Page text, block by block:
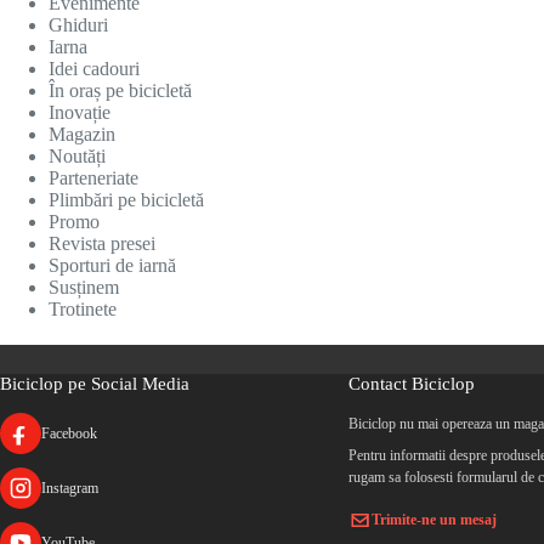
Ghiduri
Iarna
Idei cadouri
În oraș pe bicicletă
Inovație
Magazin
Noutăți
Parteneriate
Plimbări pe bicicletă
Promo
Revista presei
Sporturi de iarnă
Susținem
Trotinete
Biciclop pe Social Media
Facebook
Instagram
Contact Biciclop
Biciclop nu mai opereaza un
Pentru informatii despre
rugam sa folosesti formularul de
Trimite-ne un mesaj